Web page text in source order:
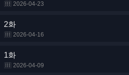
2026-04-23
2화
2026-04-16
1화
2026-04-09